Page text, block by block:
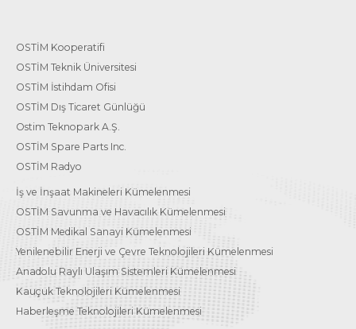
OSTİM Kooperatifi
OSTİM Teknik Üniversitesi
OSTİM İstihdam Ofisi
OSTİM Dış Ticaret Günlüğü
Ostim Teknopark A.Ş.
OSTİM Spare Parts Inc.
OSTİM Radyo
İş ve İnşaat Makineleri Kümelenmesi
OSTİM Savunma ve Havacılık Kümelenmesi
OSTİM Medikal Sanayi Kümelenmesi
Yenilenebilir Enerji ve Çevre Teknolojileri Kümelenmesi
Anadolu Raylı Ulaşım Sistemleri Kümelenmesi
Kauçuk Teknolojileri Kümelenmesi
Haberleşme Teknolojileri Kümelenmesi